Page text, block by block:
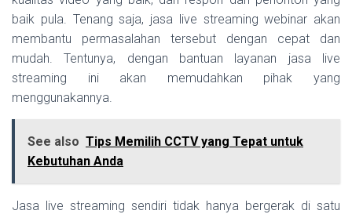
baik pula. Tenang saja, jasa live streaming webinar akan
membantu permasalahan tersebut dengan cepat dan
mudah. Tentunya, dengan bantuan layanan jasa live
streaming ini akan memudahkan pihak yang
menggunakannya.
See also Tips Memilih CCTV yang Tepat untuk
Kebutuhan Anda
Jasa live streaming sendiri tidak hanya bergerak di satu